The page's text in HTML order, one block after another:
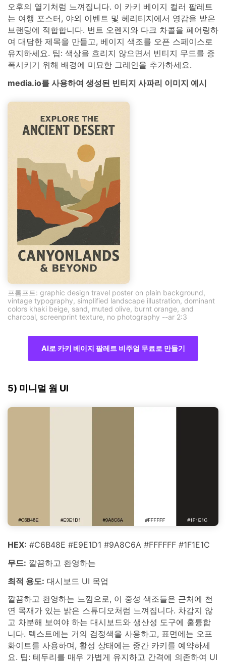
오후의 열기처럼 느껴집니다. 이 카키 베이지 컬러 팔레트
는 여행 포스터, 야외 이벤트 및 헤리티지에서 영감을 받은
브랜딩에 적합합니다. 번트 오렌지와 다크 차콜을 페어링하
여 대담한 제목을 만들고, 베이지 색조를 오픈 스페이스로
유지하세요. 팁: 색상을 흐리지 않으면서 빈티지 무드를 증
폭시키기 위해 배경에 미묘한 그레인을 추가하세요.
media.io를 사용하여 생성된 빈티지 사파리 이미지 예시
프롬프트: graphic design travel poster on plain background,
vintage typography, simplified landscape illustration, dominant
colors khaki beige, sand, muted olive, burnt orange, and
charcoal, screenprint texture, no photography --ar 2:3
AI로 카키 베이지 팔레트 비주얼 무료로 만들기
5) 미니멀 웜 UI
HEX: #C6B48E #E9E1D1 #9A8C6A #FFFFFF #1F1E1C
무드: 깔끔하고 환영하는
최적 용도: 대시보드 UI 목업
깔끔하고 환영하는 느낌으로, 이 중성 색조들은 근처에 천
연 목재가 있는 밝은 스튜디오처럼 느껴집니다. 차갑지 않
고 차분해 보여야 하는 대시보드와 생산성 도구에 훌륭합
니다. 텍스트에는 거의 검정색을 사용하고, 표면에는 오프
화이트를 사용하며, 활성 상태에는 중간 카키를 예약하세
요. 팁: 테두리를 매우 가볍게 유지하고 간격에 의존하여 UI